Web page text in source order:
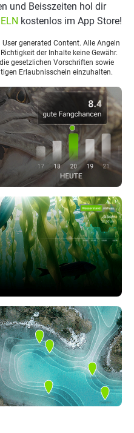
und Beisszeiten hol dir
kostenlos im App Store!
generated Content. Alle Angeln
der Inhalte keine Gewähr.
gesetzlichen Vorschriften sowie
Erlaubnisschein einzuhalten.